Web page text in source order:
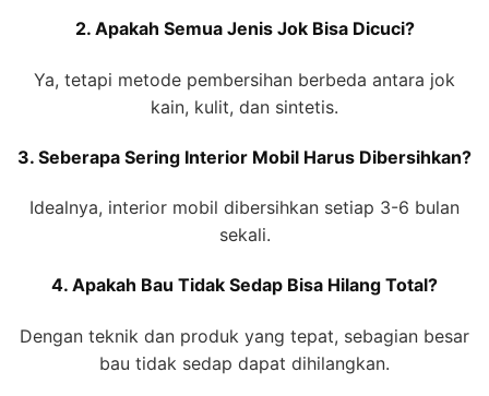
2. Apakah Semua Jenis Jok Bisa Dicuci?
Ya, tetapi metode pembersihan berbeda antara jok
kain, kulit, dan sintetis.
3. Seberapa Sering Interior Mobil Harus Dibersihkan?
Idealnya, interior mobil dibersihkan setiap 3-6 bulan
sekali.
4. Apakah Bau Tidak Sedap Bisa Hilang Total?
Dengan teknik dan produk yang tepat, sebagian besar
bau tidak sedap dapat dihilangkan.